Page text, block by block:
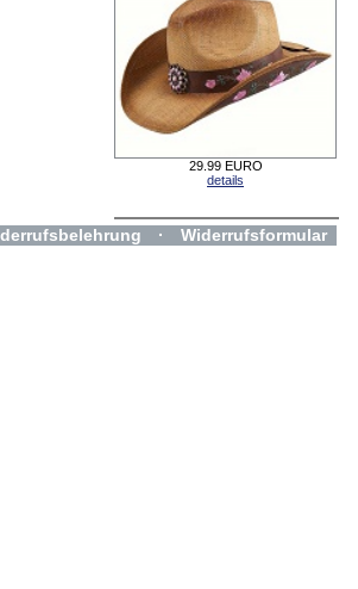
29.99 EURO
details
· Widerrufsformular